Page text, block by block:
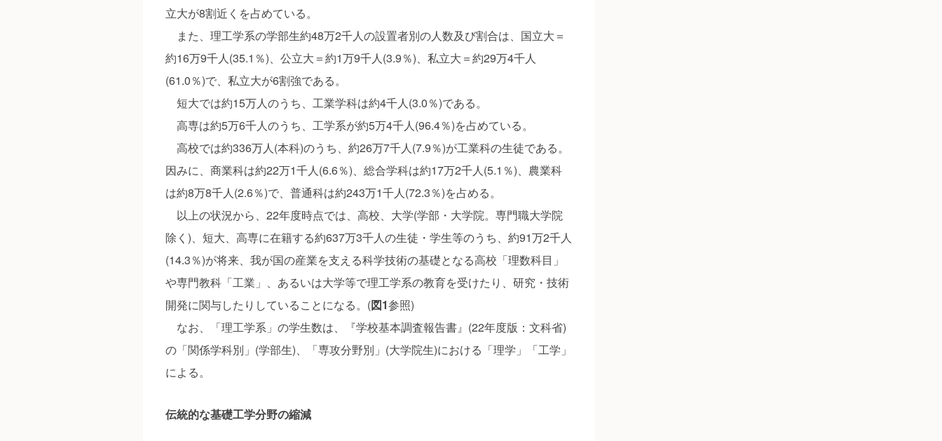
立大が8割近くを占めている。
また、理工学系の学部生約48万2千人の設置者別の人数及び割合は、国立大＝
約16万9千人(35.1％)、公立大＝約1万9千人(3.9％)、私立大＝約29万4千人
(61.0％)で、私立大が6割強である。
短大では約15万人のうち、工業学科は約4千人(3.0％)である。
高専は約5万6千人のうち、工学系が約5万4千人(96.4％)を占めている。
高校では約336万人(本科)のうち、約26万7千人(7.9％)が工業科の生徒である。
因みに、商業科は約22万1千人(6.6％)、総合学科は約17万2千人(5.1％)、農業科
は約8万8千人(2.6％)で、普通科は約243万1千人(72.3％)を占める。
以上の状況から、22年度時点では、高校、大学(学部・大学院。専門職大学院
除く)、短大、高専に在籍する約637万3千人の生徒・学生等のうち、約91万2千人
(14.3％)が将来、我が国の産業を支える科学技術の基礎となる高校「理数科目」
や専門教科「工業」、あるいは大学等で理工学系の教育を受けたり、研究・技術
開発に関与したりしていることになる。(図1参照)
なお、「理工学系」の学生数は、『学校基本調査報告書』(22年度版：文科省)
の「関係学科別」(学部生)、「専攻分野別」(大学院生)における「理学」「工学」
による。
伝統的な基礎工学分野の縮減